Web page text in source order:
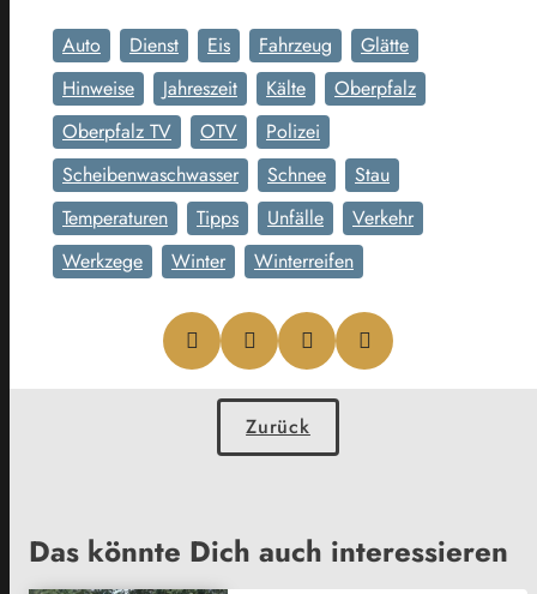
Auto Dienst Eis Fahrzeug
Glätte
Hinweise
Jahreszeit Kälte
Oberpfalz
Oberpfalz TV
OTV
Polizei
Scheibenwaschwasser
Schnee
Stau
Temperaturen
Tipps Unfälle
Verkehr
Werkzege
Winter Winterreifen
Zurück
Das könnte Dich auch interessieren